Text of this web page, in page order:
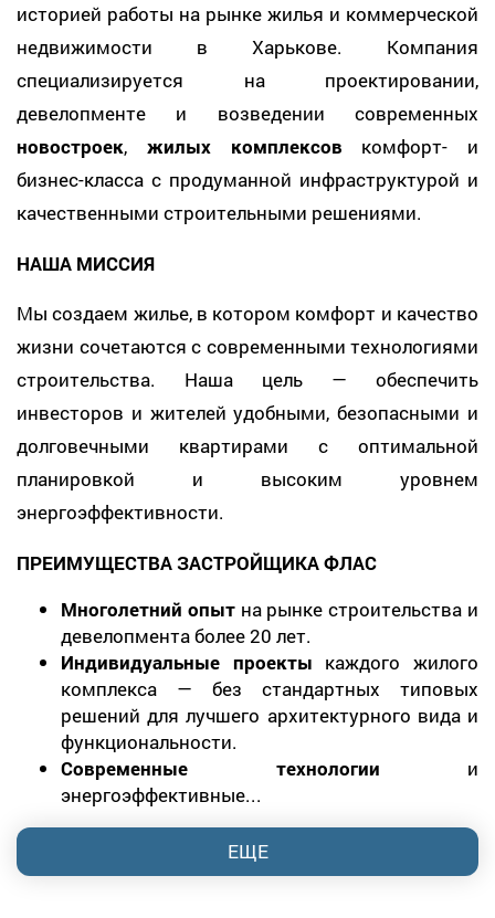
историей работы на рынке жилья и коммерческой
недвижимости в Харькове. Компания
специализируется на проектировании,
девелопменте и возведении современных
новостроек, жилых комплексов комфорт- и
бизнес-класса с продуманной инфраструктурой и
качественными строительными решениями.
НАША МИССИЯ
Мы создаем жилье, в котором комфорт и качество
жизни сочетаются с современными технологиями
строительства. Наша цель — обеспечить
инвесторов и жителей удобными, безопасными и
долговечными квартирами с оптимальной
планировкой и высоким уровнем
энергоэффективности.
ПРЕИМУЩЕСТВА ЗАСТРОЙЩИКА ФЛАС
Многолетний опытна рынке строительства и
девелопмента более 20 лет.
Индивидуальные проекты каждого жилого
комплекса — без стандартных типовых
решений для лучшего архитектурного вида и
функциональности.
Современные технологии и
энергоэффективные...
ЕЩЕ